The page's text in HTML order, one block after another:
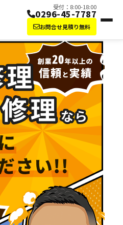
受付：8:00-18:00
0296-45-7787
お問合せ見積り無料
なら田崎防水にお任